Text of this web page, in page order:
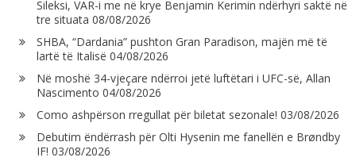
Sileksi, VAR-i me në krye Benjamin Kerimin ndërhyri saktë në
tre situata 08/08/2026
SHBA, “Dardania” pushton Gran Paradison, majën më të
lartë të Italisë 04/08/2026
Në moshë 34-vjeçare ndërroi jetë luftëtari i UFC-së, Allan
Nascimento 04/08/2026
Como ashpërson rregullat për biletat sezonale! 03/08/2026
Debutim ëndërrash për Olti Hysenin me fanellën e Brøndby
IF! 03/08/2026